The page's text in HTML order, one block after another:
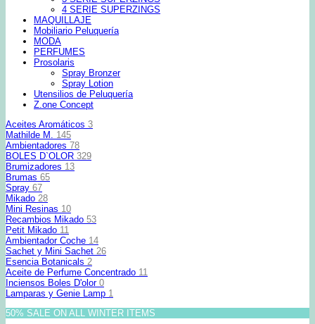
4 SERIE SUPERZINGS
MAQUILLAJE
Mobiliario Peluquería
MODA
PERFUMES
Prosolaris
Spray Bronzer
Spray Lotion
Utensilios de Peluquería
Z.one Concept
Aceites Aromáticos 3
Mathilde M. 145
Ambientadores 78
BOLES D`OLOR 329
Brumizadores 13
Brumas 65
Spray 67
Mikado 28
Mini Resinas 10
Recambios Mikado 53
Petit Mikado 11
Ambientador Coche 14
Sachet y Mini Sachet 26
Esencia Botanicals 2
Aceite de Perfume Concentrado 11
Inciensos Boles D'olor 0
Lamparas y Genie Lamp 1
50% SALE ON ALL WINTER ITEMS